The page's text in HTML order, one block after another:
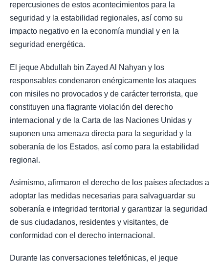
repercusiones de estos acontecimientos para la
seguridad y la estabilidad regionales, así como su
impacto negativo en la economía mundial y en la
seguridad energética.
El jeque Abdullah bin Zayed Al Nahyan y los
responsables condenaron enérgicamente los ataques
con misiles no provocados y de carácter terrorista, que
constituyen una flagrante violación del derecho
internacional y de la Carta de las Naciones Unidas y
suponen una amenaza directa para la seguridad y la
soberanía de los Estados, así como para la estabilidad
regional.
Asimismo, afirmaron el derecho de los países afectados a
adoptar las medidas necesarias para salvaguardar su
soberanía e integridad territorial y garantizar la seguridad
de sus ciudadanos, residentes y visitantes, de
conformidad con el derecho internacional.
Durante las conversaciones telefónicas, el jeque